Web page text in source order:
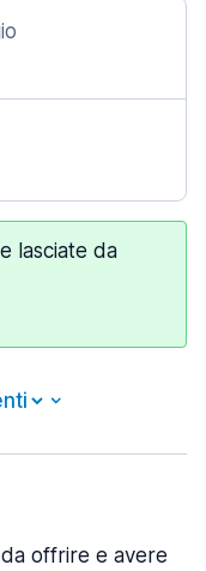
lasciate da
offrire e avere